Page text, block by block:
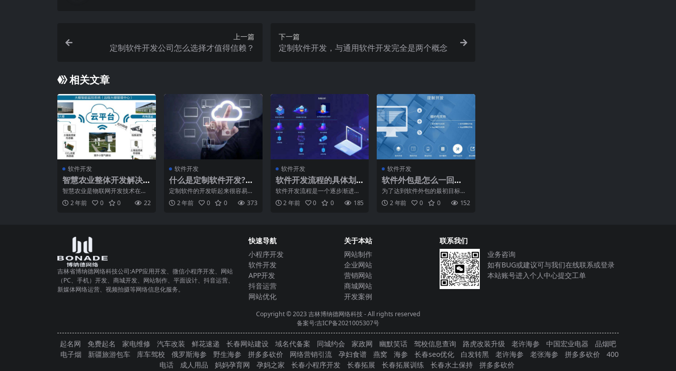
上一篇
定制软件开发公司怎么选择才值得信赖？
下一篇
定制软件开发，与通用软件开发完全是两个概念
相关文章
软件开发
智慧农业整体开发解决
方案
智慧农业是物联网开发技术在现
代农业领域的应用，主要有监控
功能系统、监测功能系统、
2 年前 0 0 22
软件开发
什么是定制软件开发?软
件开发收费标准
定制软件的开发听起来很容易理
解。我们将定制软件定义为为满
足组织的特定需求而开发的
2 年前 0 0 373
软件开发
软件开发流程的具体划
分
软件开发流程是一个逐步渐进的
过程，将整个软件开发过程划分
为顺序相接的四个阶段，每
2 年前 0 0 185
软件开发
软件外包是怎么一回
事？
为了达到软件外包的最初目标，
有效防控各种风险，增加企业的
经济利润。本文从管理学理
2 年前 0 0 152
吉林省博纳德网络科技公司:APP应用开发、微信小程序开发、网站
（PC、手机）开发、商城开发、网站制作、平面设计、抖音运营、
新媒体网络运营、视频拍摄等网络信息化服务。
快速导航
小程序开发
软件开发
APP开发
抖音运营
网站优化
关于本站
网站制作
企业网站
营销网站
商城网站
开发案例
联系我们
业务咨询
如有BUG或建议可与我们在线联系或登录
本站账号进入个人中心提交工单
Copyright © 2023吉林博纳德网络科技- All rights reserved
备案号:吉ICP备2021005307号
起名网 免费起名 家电维修 汽车改装 鲜花速递 长春网站建设 域名代备案 同城约会 家政网 幽默笑话 驾校信息查询 路虎改装升级 老许海参 中国宏业电器
品烟吧
电子烟
新疆旅游包车 库车驾校 俄罗斯海参 野生海参 拼多多砍价 网络营销引流 孕妇食谱 燕窝 海参 长春seo优化 白发转黑 老许海参 老张海参 拼多多砍价
400
电话
成人用品 妈妈孕育网 孕妈之家 长春小程序开发 长春拓展 长春拓展训练 长春水土保持 拼多多砍价